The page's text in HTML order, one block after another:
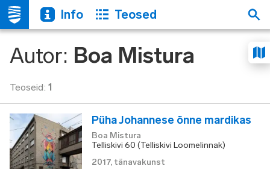
Info Teosed
Autor: Boa Mistura
Teoseid: 1
Püha Johannese õnne mardikas
Boa Mistura
Telliskivi 60 (Telliskivi Loomelinnak)
2017, tänavakunst